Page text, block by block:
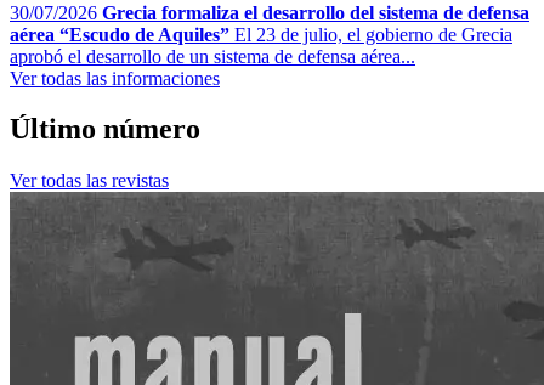
30/07/2026 Grecia formaliza el desarrollo del sistema de defensa
aérea “Escudo de Aquiles” El 23 de julio, el gobierno de Grecia
aprobó el desarrollo de un sistema de defensa aérea...
Ver todas las informaciones
Último número
Ver todas las revistas